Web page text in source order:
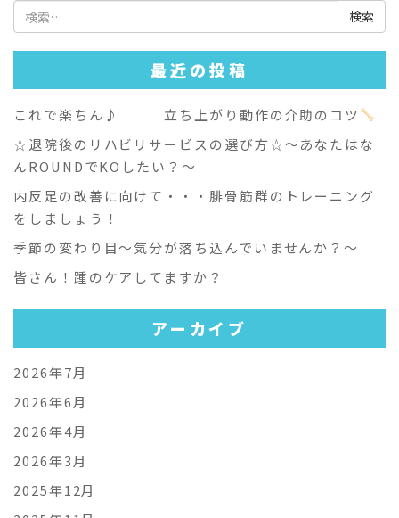
検
索:
最近の投稿
これで楽ちん♪ 立ち上がり動作の介助のコツ
☆退院後のリハビリサービスの選び方☆～あなたはな
んROUNDでKOしたい？～
内反足の改善に向けて・・・腓骨筋群のトレーニング
をしましょう！
季節の変わり目～気分が落ち込んでいませんか？～
皆さん！踵のケアしてますか？
アーカイブ
2026年7月
2026年6月
2026年4月
2026年3月
2025年12月